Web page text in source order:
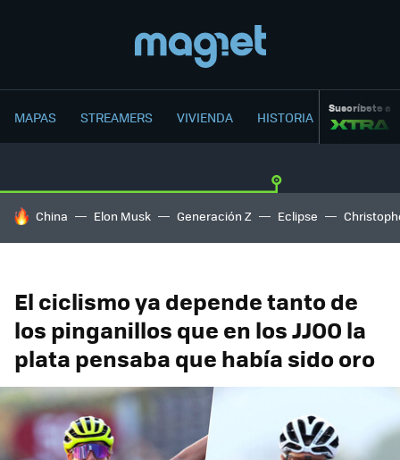
MAPAS STREAMERS VIVIENDA HISTORIA Suscríbete a
HOY SE HABLA DE
China Elon Musk Generación Z Eclipse
El ciclismo ya depende tanto de
los pinganillos que en los JJOO la
plata pensaba que había sido oro